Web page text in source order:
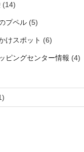
(14)
プペル(5)
けスポット (6)
ピングセンター情報 (4)